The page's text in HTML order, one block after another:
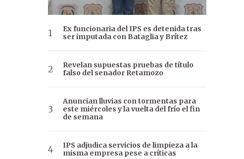
Ex funcionaria del IPS es detenida tras
ser imputada con Bataglia y Brítez
Revelan supuestas pruebas de título
falso del senador Retamozo
Anuncian lluvias con tormentas para
este miércoles y la vuelta del frío el fin
de semana
IPS adjudica servicios de limpieza a la
misma empresa pese a críticas